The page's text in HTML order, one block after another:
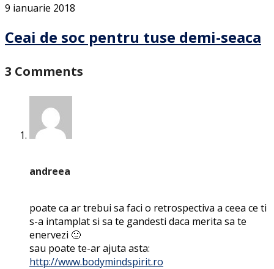
9 ianuarie 2018
Ceai de soc pentru tuse demi-seaca
3 Comments
andreea
poate ca ar trebui sa faci o retrospectiva a ceea ce ti
s-a intamplat si sa te gandesti daca merita sa te
enervezi 🙂
sau poate te-ar ajuta asta:
http://www.bodymindspirit.ro